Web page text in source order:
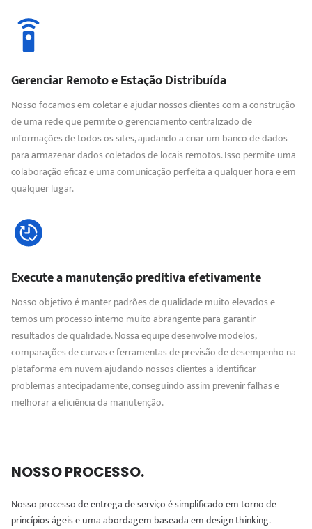
Gerenciar Remoto e Estação Distribuída
Nosso focamos em coletar e ajudar nossos clientes com a construção
de uma rede que permite o gerenciamento centralizado de
informações de todos os sites, ajudando a criar um banco de dados
para armazenar dados coletados de locais remotos. Isso permite uma
colaboração eficaz e uma comunicação perfeita a qualquer hora e em
qualquer lugar.
Execute a manutenção preditiva efetivamente
Nosso objetivo é manter padrões de qualidade muito elevados e
temos um processo interno muito abrangente para garantir
resultados de qualidade. Nossa equipe desenvolve modelos,
comparações de curvas e ferramentas de previsão de desempenho na
plataforma em nuvem ajudando nossos clientes a identificar
problemas antecipadamente, conseguindo assim prevenir falhas e
melhorar a eficiência da manutenção.
NOSSO PROCESSO.
Nosso processo de entrega de serviço é simplificado em torno de
princípios ágeis e uma abordagem baseada em design thinking.